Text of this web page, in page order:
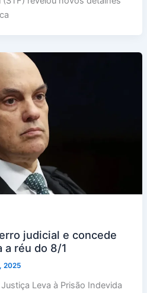
judicial e concede
a réu do 8/1
2025
Leva à Prisão Indevida